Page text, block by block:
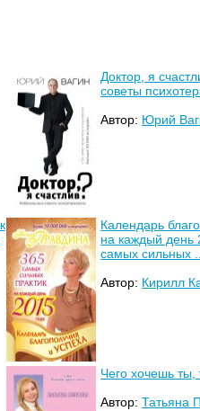
Доктор, я
советы
Автор: Юрий
Календарь
на каждый день
самых сильных ...
Автор: Кирилл
Чего хочешь ты,
Автор:Татьяна